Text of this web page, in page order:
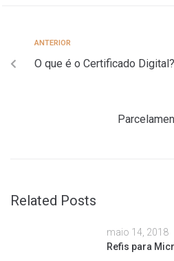
ANTERIOR
O que é o Certificado Digital?
Related Posts
maio 14, 2018
Refis para